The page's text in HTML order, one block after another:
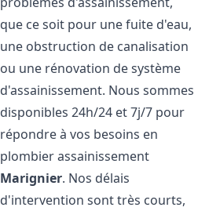
que ce soit pour une fuite d'eau,
une obstruction de canalisation
ou une rénovation de système
d'assainissement. Nous sommes
disponibles 24h/24 et 7j/7 pour
répondre à vos besoins en
plombier assainissement
Marignier. Nos délais
d'intervention sont très courts,